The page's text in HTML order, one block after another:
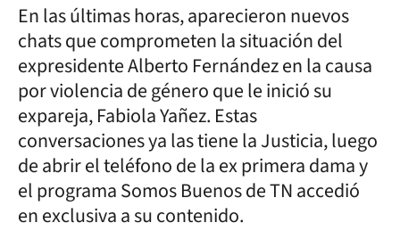
En las últimas horas, aparecieron nuevos
chats que comprometen la situación del
expresidente Alberto Fernández en la causa
por violencia de género que le inició su
expareja, Fabiola Yañez. Estas
conversaciones ya las tiene la Justicia, luego
de abrir el teléfono de la ex primera dama y
el programa Somos Buenos de TN accedió
en exclusiva a su contenido.